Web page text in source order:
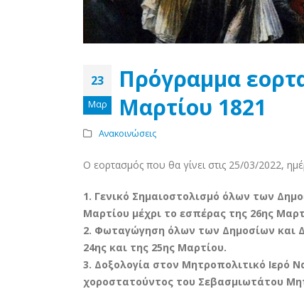
23
Μαρ
Πρόγραμμα
Μαρτίου 1821
Ανακοινώσεις
Ο εορτασμός που θα γίνει στις 25/03/2022,
1. Γενικό Σημαιοστολισμό όλων των
Μαρτίου μέχρι το εσπέρας της 26ης
2. Φωταγώγηση όλων των Δημοσίων και
24ης και της 25ης Μαρτίου.
3. Δοξολογία στον Μητροπολιτικό Ιερό
χοροστατούντος του Σεβασμιωτάτου